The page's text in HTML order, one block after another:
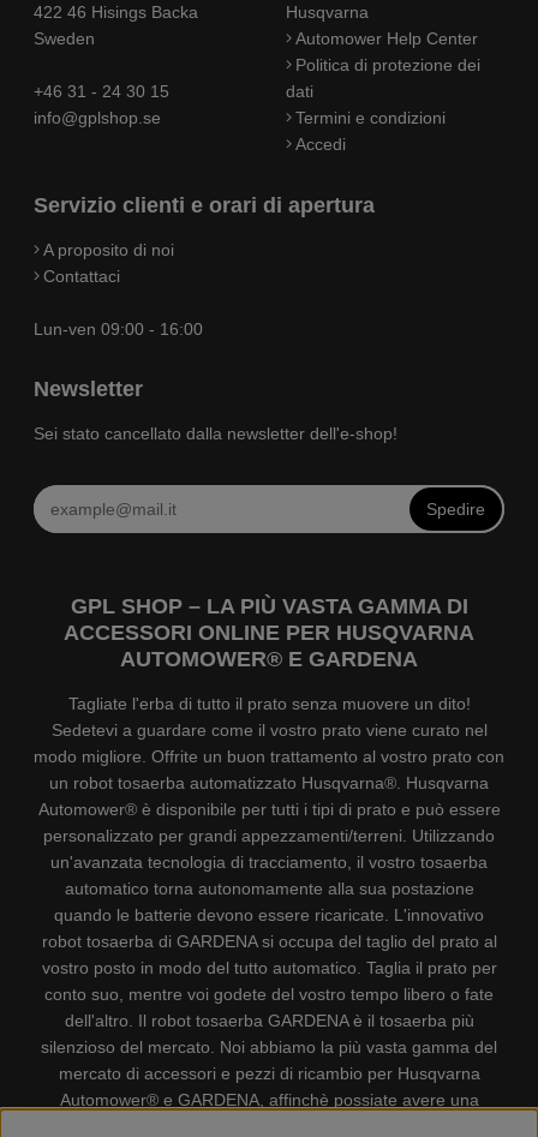
422 46 Hisings Backa
Sweden
+46 31 - 24 30 15
info@gplshop.se
Husqvarna
Automower Help Center
Politica di protezione dei
dati
Termini e condizioni
Accedi
Servizio clienti e orari di apertura
A proposito di noi
Contattaci
Lun-ven 09:00 - 16:00
Newsletter
Sei stato cancellato dalla newsletter dell'e-shop!
Spedire
GPL SHOP – LA PIÙ VASTA GAMMA DI
ACCESSORI ONLINE PER HUSQVARNA
AUTOMOWER® E GARDENA
Tagliate l'erba di tutto il prato senza muovere un dito!
Sedetevi a guardare come il vostro prato viene curato nel
modo migliore. Offrite un buon trattamento al vostro prato con
un robot tosaerba automatizzato Husqvarna®. Husqvarna
Automower® è disponibile per tutti i tipi di prato e può essere
personalizzato per grandi appezzamenti/terreni. Utilizzando
un'avanzata tecnologia di tracciamento, il vostro tosaerba
automatico torna autonomamente alla sua postazione
quando le batterie devono essere ricaricate. L'innovativo
robot tosaerba di GARDENA si occupa del taglio del prato al
vostro posto in modo del tutto automatico. Taglia il prato per
conto suo, mentre voi godete del vostro tempo libero o fate
dell'altro. Il robot tosaerba GARDENA è il tosaerba più
silenzioso del mercato. Noi abbiamo la più vasta gamma del
mercato di accessori e pezzi di ricambio per Husqvarna
Automower® e GARDENA, affinchè possiate avere una